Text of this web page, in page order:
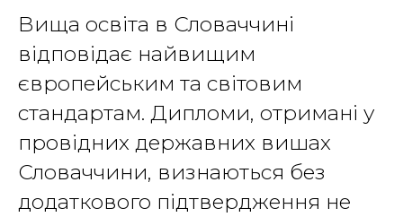
Вища освіта в Словаччині
відповідає найвищим
європейським та світовим
стандартам. Дипломи, отримані у
провідних державних вишах
Словаччини, визнаються без
додаткового підтвердження не